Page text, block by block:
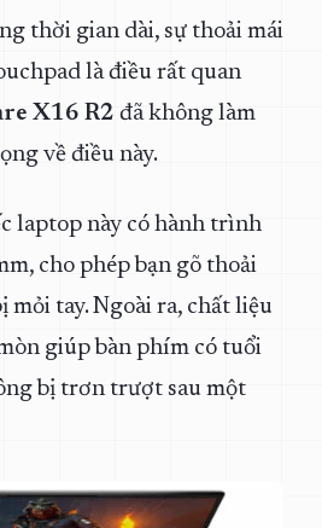
thời gian dài, sự thoải mái
là điều rất quan
X16 R2 đã không làm
về điều này.
laptop này có hành trình
cho phép bạn gõ thoải
mỏi tay. Ngoài ra, chất liệu
giúp bàn phím có tuổi
bị trơn trượt sau một